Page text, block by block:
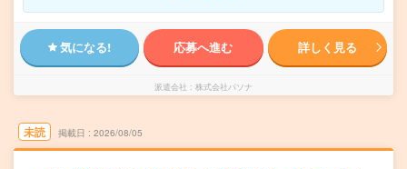
気になる! 応募へ進む 詳しく見る
派遣会社 株式会社パソナ
未読 掲載日 2026/08/05